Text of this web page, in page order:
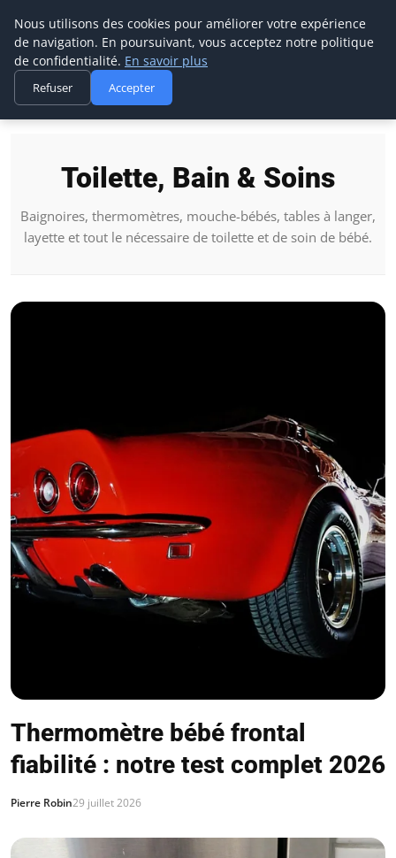
Biboutic
Accueil Toilette, Bain & Soins
Toilette, Bain & Soins
Baignoires, thermomètres, mouche-bébés, tables à langer,
layette et tout le nécessaire de toilette et de soin de bébé.
Thermomètre bébé frontal
fiabilité : notre test complet 2026
Pierre Robin29 juillet 2026
Nous utilisons des cookies pour améliorer votre expérience
de navigation. En poursuivant, vous acceptez notre politique
de confidentialité. En savoir plus
Refuser Accepter